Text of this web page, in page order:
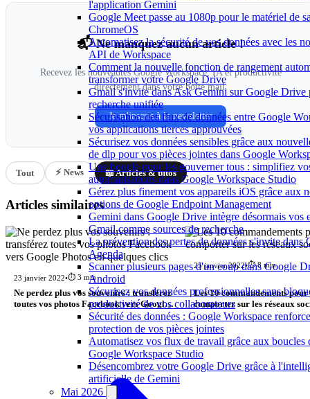
l'application Gemini
Google Meet passe au 1080p pour le matériel de
ChromeOS
Automatisez la sécurité de vos données avec les
API de Workspace
Comment la nouvelle fonction de rangement
transformer votre Google Drive
Gmail s'invite dans Ask Gemini sur Google Drive
recherche unifiée
Sécurisation des flux de données entre Google
vos applications tierces approuvées
Sécurisez vos données sensibles grâce aux
de dlp pour vos pièces jointes dans Google
Une boucle pour les gouverner tous : simplifiez
automatisations dans Google Workspace Studio
Gérez plus finement vos appareils iOS grâce aux
options de Google Endpoint Management
Gemini dans Google Drive intègre désormais vos
Gmail comme sources de recherche
La prévention des pertes de données s'invite dans
Agenda
Scanner plusieurs pages d'un coup dans Google
Android
Sécurisez vos données professionnelles sans
productivité de vos collaborateurs
Sécurité des données : Google Workspace
protection de vos pièces jointes
Automatisez vos flux de travail grâce aux boucles
Google Workspace Studio
Désencombrez votre Google Drive grâce à
artificielle de Gemini
Mai 2026
📬 Ne manquez aucun article !
Recevez les nouveautés Google Workspace, IA et productivité
directement dans votre boîte mail.
Je m'inscris à la newsletter
Tout ⚡ News 📖 Articles & tutos
Articles similaires
23 janvier 2022•⏱️ 3 min
Ne perdez plus vos souvenirs : transférez
toutes vos photos Facebook vers Google
Photos en quelques clics
25 janvier 2022•⏱️ 8 min
Les 10 commandements pour
comporter sur les réseaux